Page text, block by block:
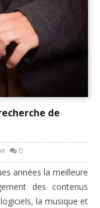
de
0
années la meilleure
des contenus
la musique et